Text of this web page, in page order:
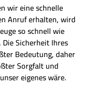
wir eine schnelle
Anruf erhalten, wird
so schnell wie
Sicherheit Ihres
Bedeutung, daher
Sorgfalt und
eigenes wäre.